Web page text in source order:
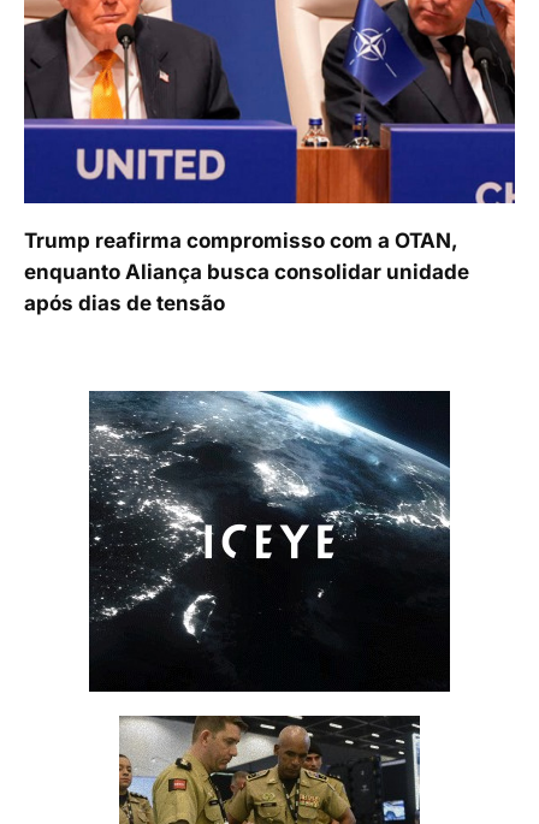
Trump reafirma compromisso com a OTAN,
enquanto Aliança busca consolidar unidade
após dias de tensão